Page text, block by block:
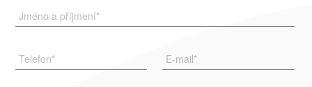
Jméno a příjmení*
Telefon* E-mail*